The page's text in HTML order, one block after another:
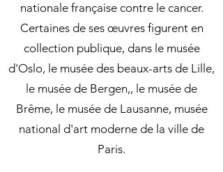
nationale française contre le cancer.
Certaines de ses œuvres figurent en
collection publique, dans le musée
d'Oslo, le musée des beaux-arts de Lille,
le musée de Bergen,, le musée de
Brême, le musée de Lausanne, musée
national d'art moderne de la ville de
Paris.